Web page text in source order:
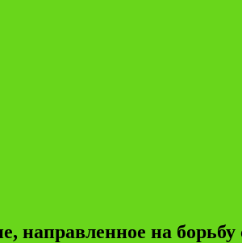
направленное на